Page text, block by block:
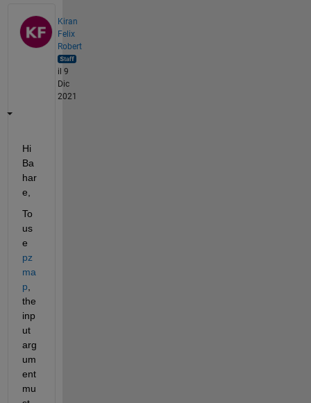
Kiran
Felix
Robert
il 9
Dic
2021
Hi
Ba
har
e,
To
us
e
pz
ma
p
the
inp
ut
arg
um
ent
mu